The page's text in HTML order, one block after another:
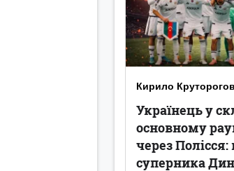
Кирило Круторогов
Українець у
основному
через Полісся:
суперника